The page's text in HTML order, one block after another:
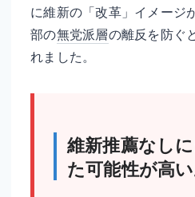
に維新の「改革」イメージ
部の無党派層の離反を防ぐ
れました。
維新推薦なし
た可能性が高